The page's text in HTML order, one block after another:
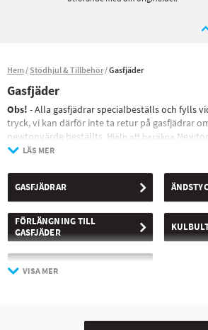
Hem Stödhjul & Tillbehör Gasfjäder
Gasfjäder
Obs! - Alla gasfjädrar specialbeställs och fylls
tryck, vi kan därför inte ta retur på gasfjädrar
newtonvärde beställts. Hjälp att beräkna
öppnas)
sökfunktionen på vår hemsida eller filtrera
ändamål.
Montera och förvara alltid gasfjädern med
LÄS MER
GASFJÄDRAR
FÖRLÄNGNING TILL
GASFJÄDER
FÄSTE TILL GASFJÄDER
VISA MER